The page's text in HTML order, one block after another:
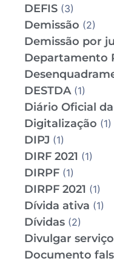
DEFIS (3)
Demissão (2)
Demissão por
Departamento
DESTDA(1)
Diário Oficial
Digitalização (1)
DIPJ (1)
DIRF 2021 (1)
DIRPF (1)
DIRPF 2021 (1)
Dívida ativa (1)
Dívidas (2)
Divulgar
Documento